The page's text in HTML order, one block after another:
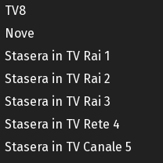
TV8
Nove
Stasera in TV Rai 1
Stasera in TV Rai 2
Stasera in TV Rai 3
Stasera in TV Rete 4
Stasera in TV Canale 5